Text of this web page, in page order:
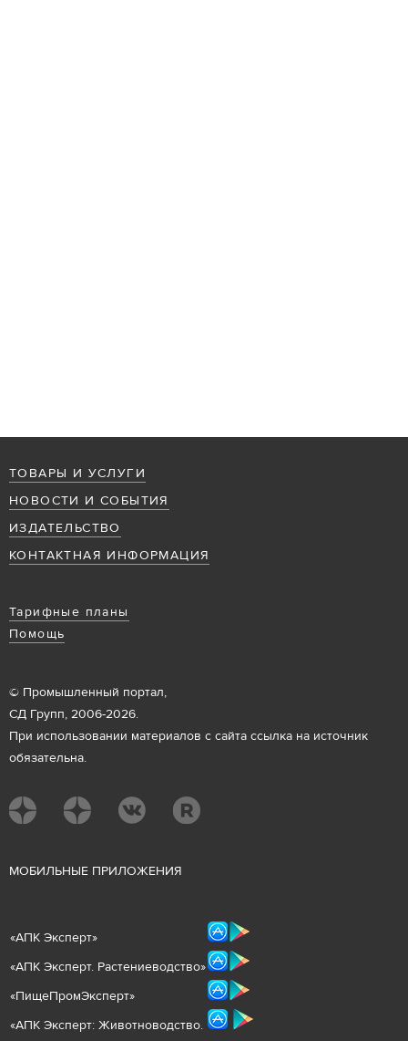
ТОВАРЫ И УСЛУГИ
НОВОСТИ И СОБЫТИЯ
ИЗДАТЕЛЬСТВО
КОНТАКТНАЯ ИНФОРМАЦИЯ
Тарифные планы
Помощь
© Промышленный портал,
СД Групп, 2006-2026.
При использовании материалов с сайта ссылка на источник
обязательна.
МОБИЛЬНЫЕ ПРИЛОЖЕНИЯ
«АПК Эксперт»
«АПК Эксперт. Растениеводство»
«ПищеПромЭксперт»
«АПК Эксперт: Животноводство.